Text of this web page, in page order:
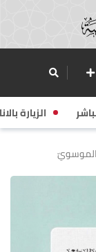
الزيارة